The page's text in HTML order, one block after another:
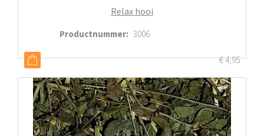
Relax hooi
Productnummer: 3006
€4,95